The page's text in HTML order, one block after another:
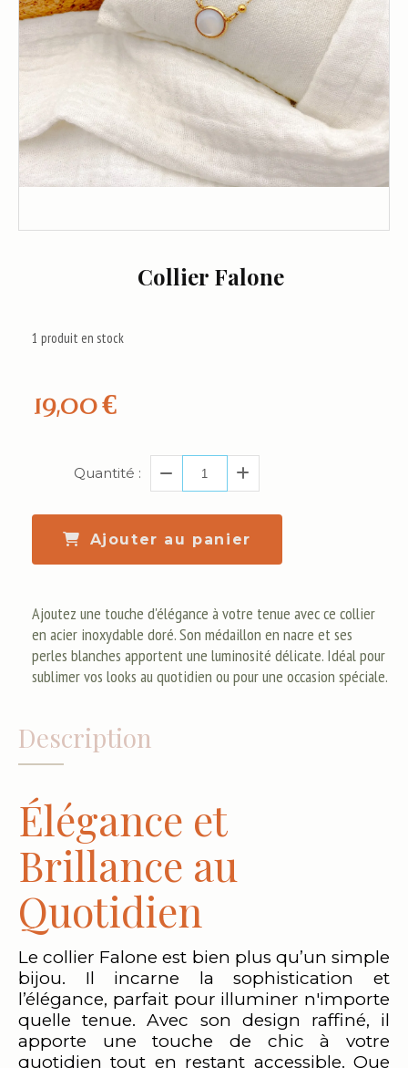
Collier Falone
19,00€
1 produit en stock
Quantité :
Ajouter au panier
Ajoutez une touche d'élégance à votre tenue avec ce collier
en acier inoxydable doré. Son médaillon en nacre et ses
perles blanches apportent une luminosité délicate. Idéal pour
sublimer vos looks au quotidien ou pour une occasion spéciale.
Description
Élégance et
Brillance au
Quotidien
Le collier Falone est bien plus qu’un simple
bijou. Il incarne la sophistication et
l’élégance, parfait pour illuminer n'importe
quelle tenue. Avec son design raffiné, il
apporte une touche de chic à votre
quotidien tout en restant accessible. Que